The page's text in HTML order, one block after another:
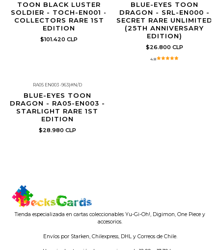
TOON BLACK LUSTER
SOLDIER - TOCH-EN001 -
COLLECTORS RARE 1ST
EDITION
$101.420 CLP
BLUE-EYES TOON
DRAGON - SRL-EN000 -
SECRET RARE UNLIMITED
(25TH ANNIVERSARY
EDITION)
$26.800 CLP
4.8
RA05 EN003 -963|#N/D
BLUE-EYES TOON
DRAGON - RA05-EN003 -
STARLIGHT RARE 1ST
EDITION
$28.980 CLP
Tienda especializada en cartas coleccionables Yu-Gi-Oh!, Digimon, One Piece y
accesorios.
Envíos por Starken, Chilexpress, DHL y Correos de Chile.